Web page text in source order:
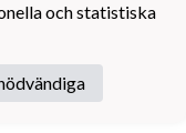
och statistiska